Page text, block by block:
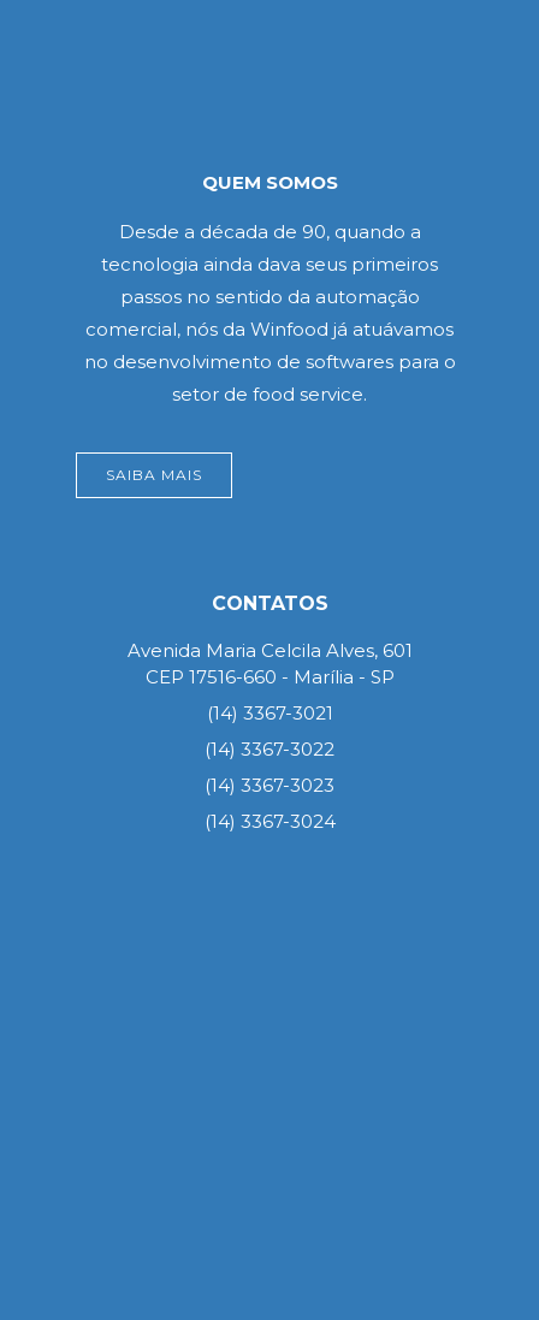
QUEM SOMOS
Desde a década de 90, quando a
tecnologia ainda dava seus primeiros
passos no sentido da automação
comercial, nós da Winfood já atuávamos
no desenvolvimento de softwares para o
setor de food service.
SAIBA MAIS
CONTATOS
Avenida Maria Celcila Alves, 601
CEP 17516-660 - Marília - SP
(14) 3367-3021
(14) 3367-3022
(14) 3367-3023
(14) 3367-3024